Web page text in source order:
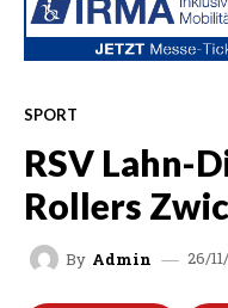
SPORT
RSV Lahn-
Rollers
By Admin 26/